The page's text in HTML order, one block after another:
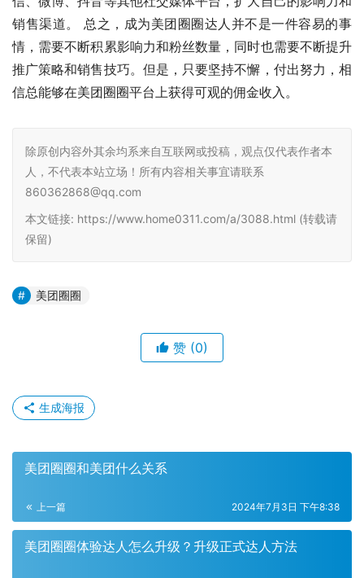
销售渠道。 总之，成为美团圈圈达人并不是一件容易的事
情，需要不断积累影响力和粉丝数量，同时也需要不断提升
推广策略和销售技巧。但是，只要坚持不懈，付出努力，相
信总能够在美团圈圈平台上获得可观的佣金收入。
除原创内容外其余均系来自互联网或投稿，观点仅代表作者本
人，不代表本站立场！所有内容相关事宜请联系
860362868@qq.com
本文链接: https://www.home0311.com/a/3088.html (转载请
保留)
美团圈圈
赞 (0)
生成海报
美团圈圈和美团什么关系
上一篇 2024年7月3日 下午8:38
美团圈圈体验达人怎么升级？升级正式达人方法